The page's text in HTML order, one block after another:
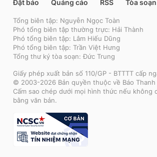
Đặt báo Quảng cáo RSS Tòa soạn
Tổng biên tập: Nguyễn Ngọc Toàn
Phó tổng biên tập thường trực: Hải Thành
Phó tổng biên tập: Lâm Hiếu Dũng
Phó tổng biên tập: Trần Việt Hưng
Tổng thư ký tòa soạn: Đức Trung
Giấy phép xuất bản số 110/GP - BTTTT cấp
© 2003-2026 Bản quyền thuộc về Báo Thanh
Cấm sao chép dưới mọi hình thức nếu không
bằng văn bản.